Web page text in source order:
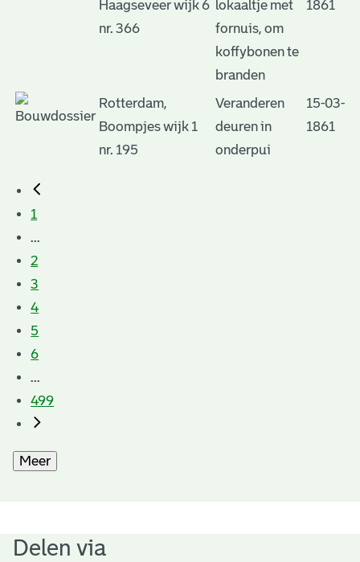
Haagseveer wijk 6
nr. 366
lokaaltje met
fornuis, om
koffybonen te
branden
1861
Rotterdam,
Boompjes wijk 1
nr. 195
Veranderen
deuren in
onderpui
15-03-
1861
1
...
2
3
4
5
6
...
499
Meer
Delen via